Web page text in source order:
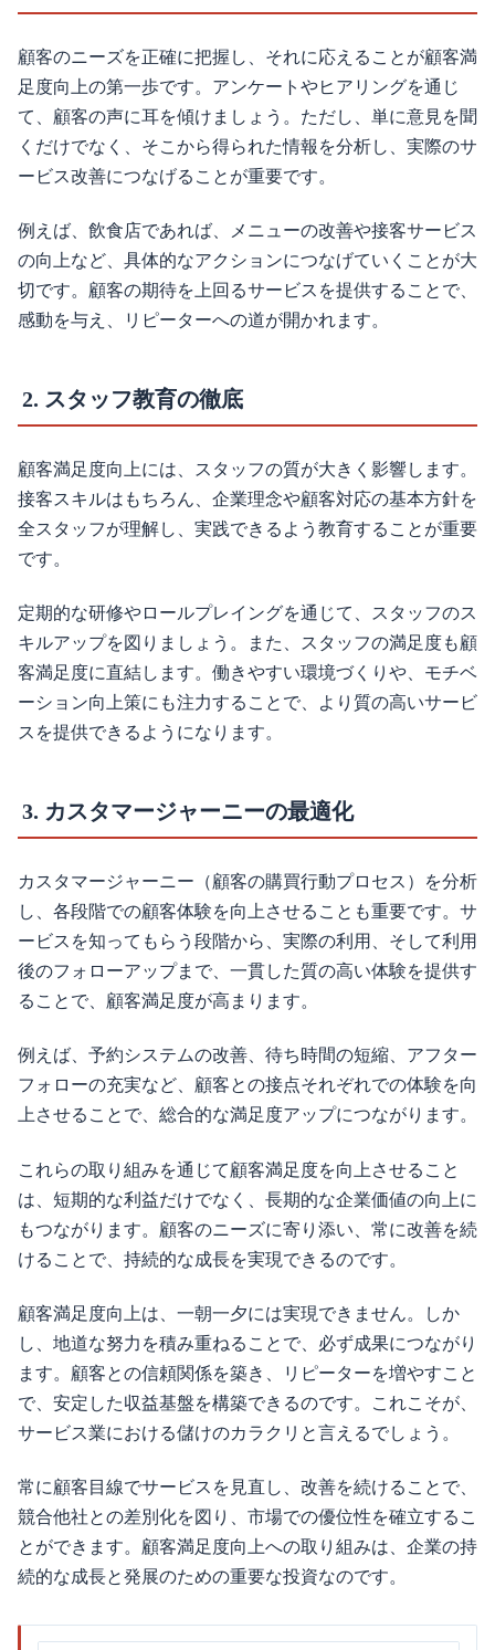
顧客のニーズを正確に把握し、それに応えることが顧客満
足度向上の第一歩です。アンケートやヒアリングを通じ
て、顧客の声に耳を傾けましょう。ただし、単に意見を聞
くだけでなく、そこから得られた情報を分析し、実際のサ
ービス改善につなげることが重要です。
例えば、飲食店であれば、メニューの改善や接客サービス
の向上など、具体的なアクションにつなげていくことが大
切です。顧客の期待を上回るサービスを提供することで、
感動を与え、リピーターへの道が開かれます。
2. スタッフ教育の徹底
顧客満足度向上には、スタッフの質が大きく影響します。
接客スキルはもちろん、企業理念や顧客対応の基本方針を
全スタッフが理解し、実践できるよう教育することが重要
です。
定期的な研修やロールプレイングを通じて、スタッフのス
キルアップを図りましょう。また、スタッフの満足度も顧
客満足度に直結します。働きやすい環境づくりや、モチベ
ーション向上策にも注力することで、より質の高いサービ
スを提供できるようになります。
3. カスタマージャーニーの最適化
カスタマージャーニー（顧客の購買行動プロセス）を分析
し、各段階での顧客体験を向上させることも重要です。サ
ービスを知ってもらう段階から、実際の利用、そして利用
後のフォローアップまで、一貫した質の高い体験を提供す
ることで、顧客満足度が高まります。
例えば、予約システムの改善、待ち時間の短縮、アフター
フォローの充実など、顧客との接点それぞれでの体験を向
上させることで、総合的な満足度アップにつながります。
これらの取り組みを通じて顧客満足度を向上させること
は、短期的な利益だけでなく、長期的な企業価値の向上に
もつながります。顧客のニーズに寄り添い、常に改善を続
けることで、持続的な成長を実現できるのです。
顧客満足度向上は、一朝一夕には実現できません。しか
し、地道な努力を積み重ねることで、必ず成果につながり
ます。顧客との信頼関係を築き、リピーターを増やすこと
で、安定した収益基盤を構築できるのです。これこそが、
サービス業における儲けのカラクリと言えるでしょう。
常に顧客目線でサービスを見直し、改善を続けることで、
競合他社との差別化を図り、市場での優位性を確立するこ
とができます。顧客満足度向上への取り組みは、企業の持
続的な成長と発展のための重要な投資なのです。